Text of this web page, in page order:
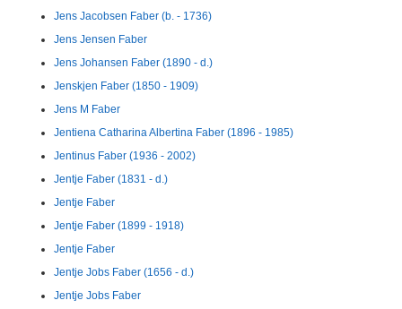
Jens Jacobsen Faber (b. - 1736)
Jens Jensen Faber
Jens Johansen Faber (1890 - d.)
Jenskjen Faber (1850 - 1909)
Jens M Faber
Jentiena Catharina Albertina Faber (1896 - 1985)
Jentinus Faber (1936 - 2002)
Jentje Faber (1831 - d.)
Jentje Faber
Jentje Faber (1899 - 1918)
Jentje Faber
Jentje Jobs Faber (1656 - d.)
Jentje Jobs Faber